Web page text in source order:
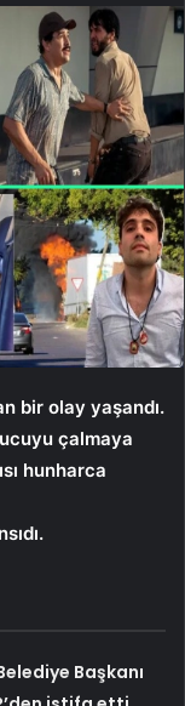
bir olay yaşandı.
çalmaya
hunharca
Başkanı